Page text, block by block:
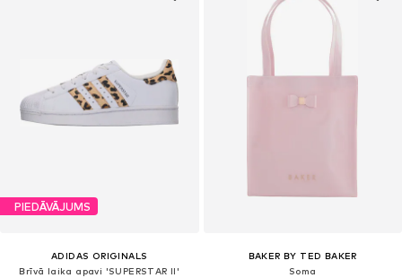
PIEDĀVĀJUMS
ADIDAS ORIGINALS
Brīvā laika apavi 'SUPERSTAR II'
BAKER BY TED BAKER
Soma